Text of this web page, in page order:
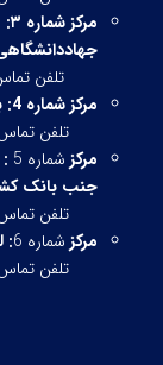
مرکز شماره ۳:
تلفن
مرکز شماره 4: بروجن. میدان شهرداری
تلفن
مرکز شماره 5 :
جنب بانک
تلفن
مرکز شماره 6 :
تلفن